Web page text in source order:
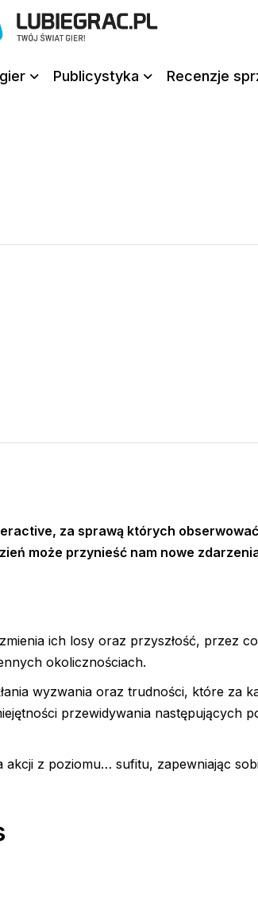
Publicystyka Recenzje
za sprawą których obserwować
może przynieść nam nowe
ich losy oraz przyszłość, przez co
okolicznościach.
wyzwania oraz trudności, które za
przewidywania następujących
akcji z poziomu… sufitu, zapewniając